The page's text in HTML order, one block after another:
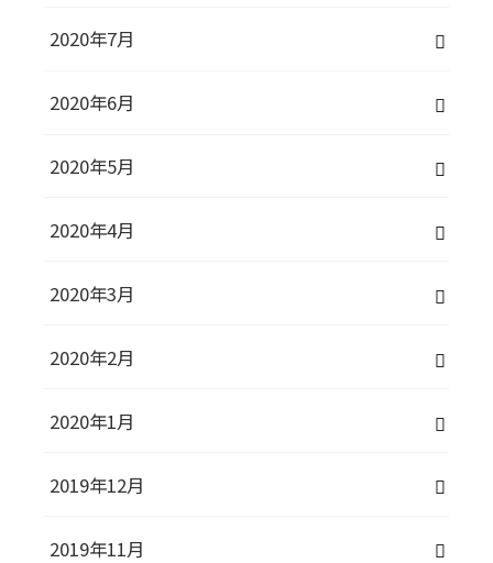
2020年7月
2020年6月
2020年5月
2020年4月
2020年3月
2020年2月
2020年1月
2019年12月
2019年11月